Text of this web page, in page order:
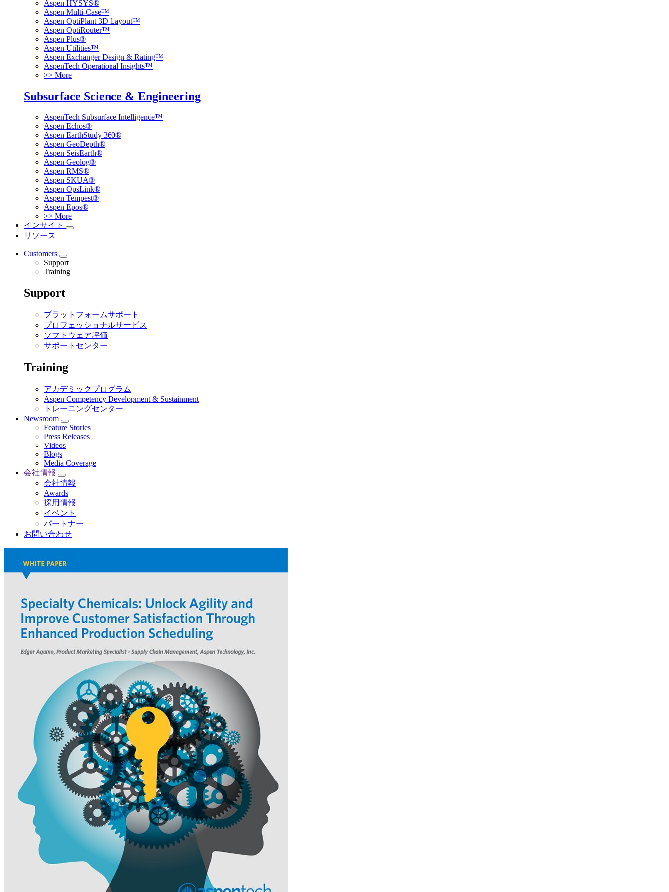
Aspen HYSYS®
Aspen Multi-Case™
Aspen OptiPlant 3D Layout™
Aspen OptiRouter™
Aspen Plus®
Aspen Utilities™
Aspen Exchanger Design & Rating™
AspenTech Operational Insights™
>> More
Subsurface Science & Engineering
AspenTech Subsurface Intelligence™
Aspen Echos®
Aspen EarthStudy 360®
Aspen GeoDepth®
Aspen SeisEarth®
Aspen Geolog®
Aspen RMS®
Aspen SKUA®
Aspen OpsLink®
Aspen Tempest®
Aspen Epos®
>> More
インサイト
リソース
Customers
Support
Training
Support
プラットフォームサポート
プロフェッショナルサービス
ソフトウェア評価
サポートセンター
Training
アカデミックプログラム
Aspen Competency Development & Sustainment
トレーニングセンター
Newsroom
Feature Stories
Press Releases
Videos
Blogs
Media Coverage
会社情報
会社情報
Awards
採用情報
イベント
パートナー
お問い合わせ